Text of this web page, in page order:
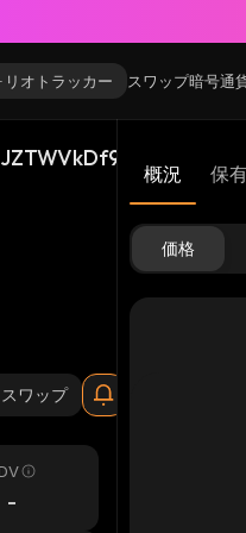
リオトラッカー スワップ暗号通
スワップ
-
概況 保
価格